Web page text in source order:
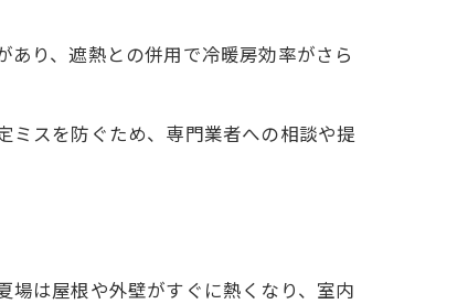
り、遮熱との併用で冷暖房効率がさら
ミスを防ぐため、専門業者への相談や提
場は屋根や外壁がすぐに熱くなり、室内